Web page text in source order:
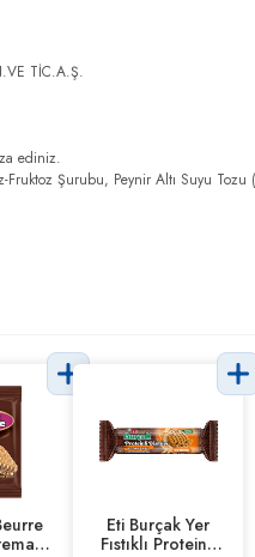
TİC.A.Ş.
ediniz.
Şurubu, Peynir Altı Suyu
Eti Burçak Yer
Fıstıklı Proteinli